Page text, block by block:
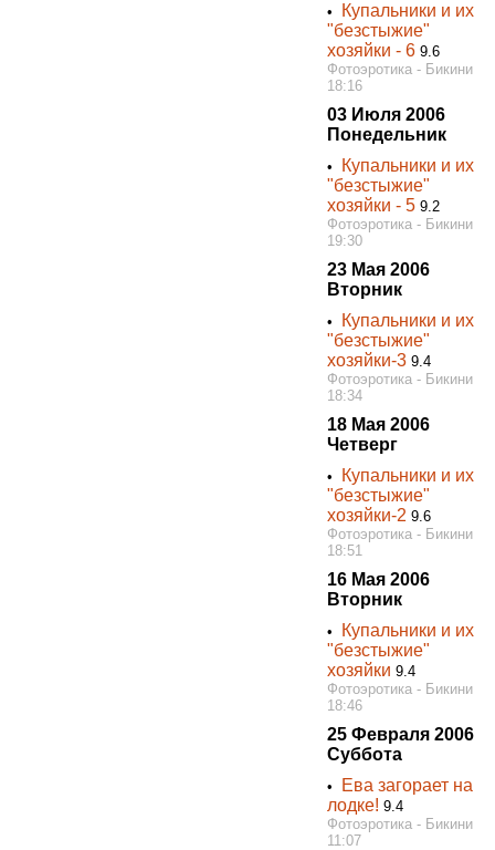
•
Купальники и их
"безстыжие"
хозяйки - 6 9.6
Фотоэротика - Бикини
18:16
03 Июля 2006
Понедельник
•
Купальники и их
"безстыжие"
хозяйки - 5 9.2
Фотоэротика - Бикини
19:30
23 Мая 2006
Вторник
•
Купальники и их
"безстыжие"
хозяйки-3 9.4
Фотоэротика - Бикини
18:34
18 Мая 2006
Четверг
•
Купальники и их
"безстыжие"
хозяйки-2 9.6
Фотоэротика - Бикини
18:51
16 Мая 2006
Вторник
•
Купальники и их
"безстыжие"
хозяйки 9.4
Фотоэротика - Бикини
18:46
25 Февраля 2006
Суббота
•
Ева загорает на
лодке! 9.4
Фотоэротика - Бикини
11:07